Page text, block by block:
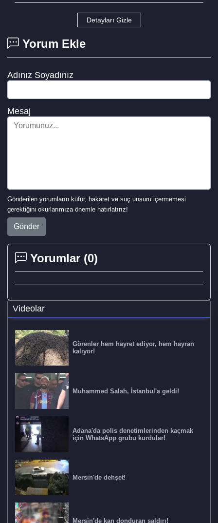
Detayları Gizle
Yorum Ekle
Adınız Soyadınız
Mesaj
Gönderilen yorumların küfür, hakaret ve suç unsuru içermemesi
gerektiğini okurlarımıza önemle hatırlatırız!
Gönder
Yorumlar (0)
Videolar
Görenler hem hayret ediyor, hem hayran
kalıyor!
Muhammed Salah, İstanbul'a geldi!
Adana'da polis denetimlerinden kaçmak
için WhatsApp grubu kurdular!
Mersin'de dehşet!
Mersin'de kan donduran saldırı!